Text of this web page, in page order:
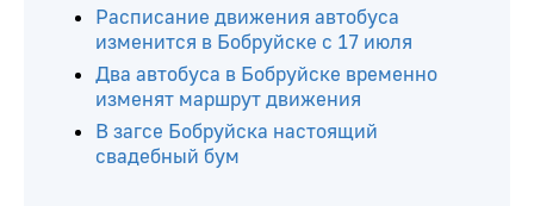
Расписание движения автобуса
изменится в Бобруйске с 17 июля
Два автобуса в Бобруйске временно
изменят маршрут движения
В загсе Бобруйска настоящий
свадебный бум